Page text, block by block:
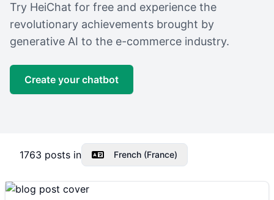
Try HeiChat for free and experience the
revolutionary achievements brought by
generative AI to the e-commerce industry.
Create your chatbot
1763 posts in French (France)